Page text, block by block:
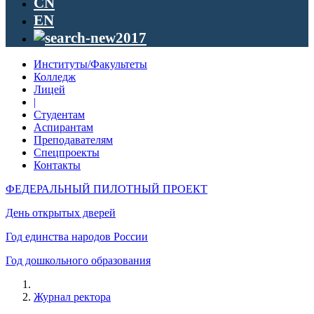
EN
Институты/Факультеты
Колледж
Лицей
|
Студентам
Аспирантам
Преподавателям
Спецпроекты
Контакты
ФЕДЕРАЛЬНЫЙ ПИЛОТНЫЙ ПРОЕКТ
День открытых дверей
Год единства народов России
Год дошкольного образования
Журнал ректора